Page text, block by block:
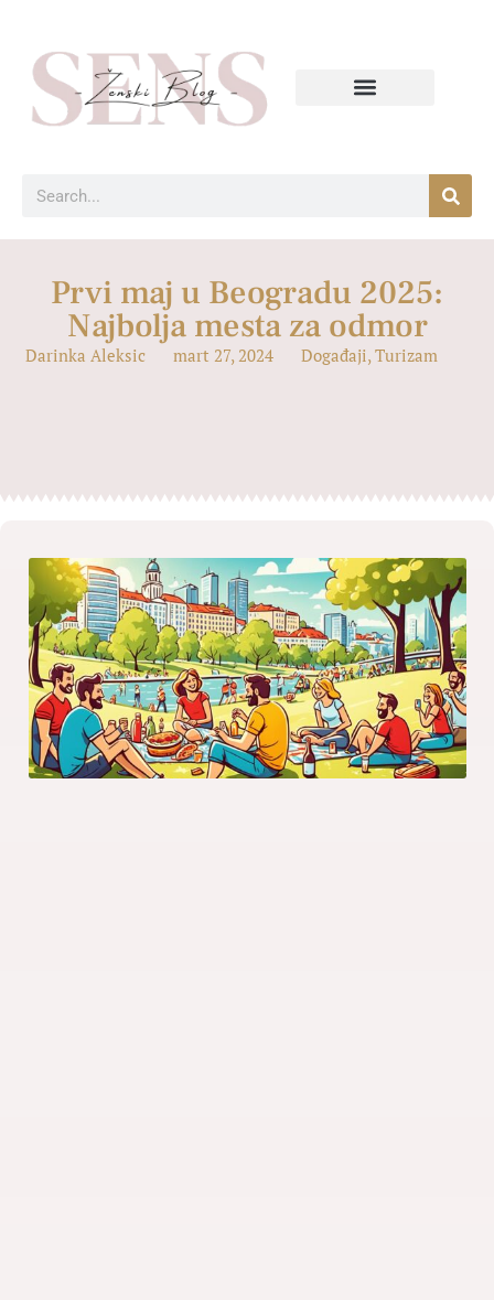
Prvi maj u Beogradu 2025:
Najbolja mesta za odmor
Darinka Aleksic mart 27, 2024 Događaji,Turizam